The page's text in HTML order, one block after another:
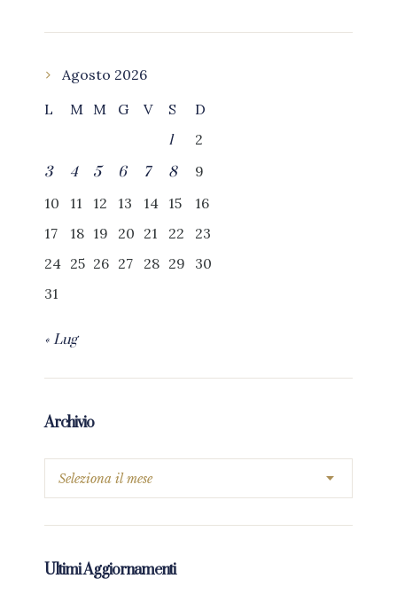
Agosto 2026
L
M M G V S
D
1
2
3
4 5 6 7 8
9
10
11 12 13 14 15
16
17
18 19 20 21 22
23
24 25 26 27 28 29
30
31
« Lug
Archivio
Ultimi Aggiornamenti